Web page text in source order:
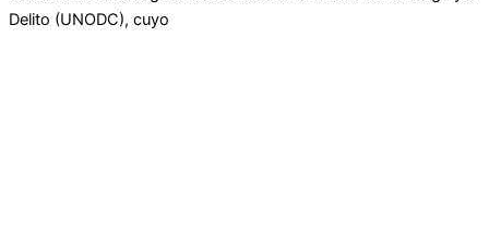
Delito (UNODC), cuyo